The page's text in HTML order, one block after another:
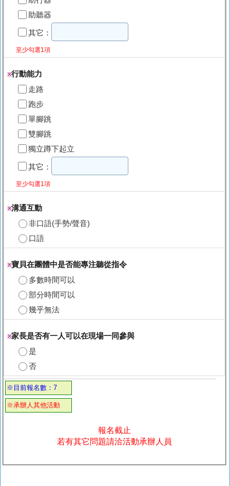
助聽器
其它：
至少勾選1項
※行動能力
走路
跑步
單腳跳
雙腳跳
獨立蹲下起立
其它：
至少勾選1項
※溝通互動
非口語(手勢/聲音)
口語
※寶貝在團體中是否能專注聽從指令
多數時間可以
部分時間可以
幾乎無法
※家長是否有一人可以在現場一同參與
是
否
※目前報名數：7
※承辦人其他活動
報名截止
若有其它問題請洽活動承辦人員